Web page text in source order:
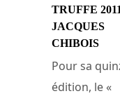
TRUFFE
JACQUES
CHIBOIS
Pour sa
édition, le «